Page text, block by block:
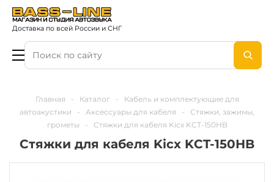
Доставка по всей России и СНГ
Главная - Каталог -
Кабель и комплектующие для
автоакустики
- Аксессуары для кабеля -
Стяжки, зажимы,
грометы
- Стяжки для кабеля Kicx KCT-150HB
Стяжки для кабеля Kicx KCT-150HB